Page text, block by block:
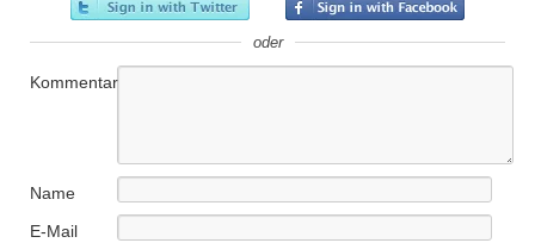
oder
Kommentar
Name
E-Mail